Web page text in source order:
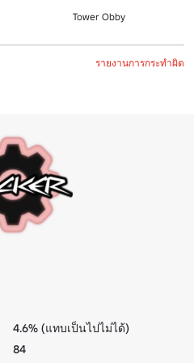
Tower Obby
รายงานการกระทำผิด
4.6% (แทบเป็นไปไม่ได้)
84